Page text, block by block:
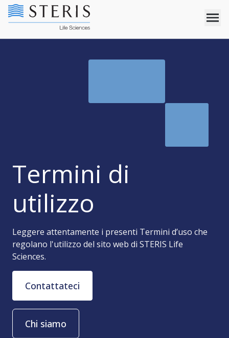
Termini di
utilizzo
Leggere attentamente i presenti Termini d’uso che
regolano l'utilizzo del sito web di STERIS Life
Sciences.
Contattateci
Chi siamo